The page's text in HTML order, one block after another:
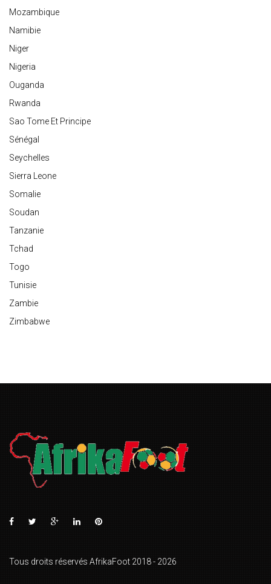
Mozambique
Namibie
Niger
Nigeria
Ouganda
Rwanda
Sao Tome Et Principe
Sénégal
Seychelles
Sierra Leone
Somalie
Soudan
Tanzanie
Tchad
Togo
Tunisie
Zambie
Zimbabwe
Tous droits réservés AfrikaFoot 2018 - 2026